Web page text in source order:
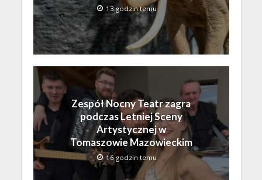
13 godzin temu
Zespół Nocny Teatr zagra
podczas Letniej Sceny
Artystycznej w
Tomaszowie Mazowieckim
16 godzin temu